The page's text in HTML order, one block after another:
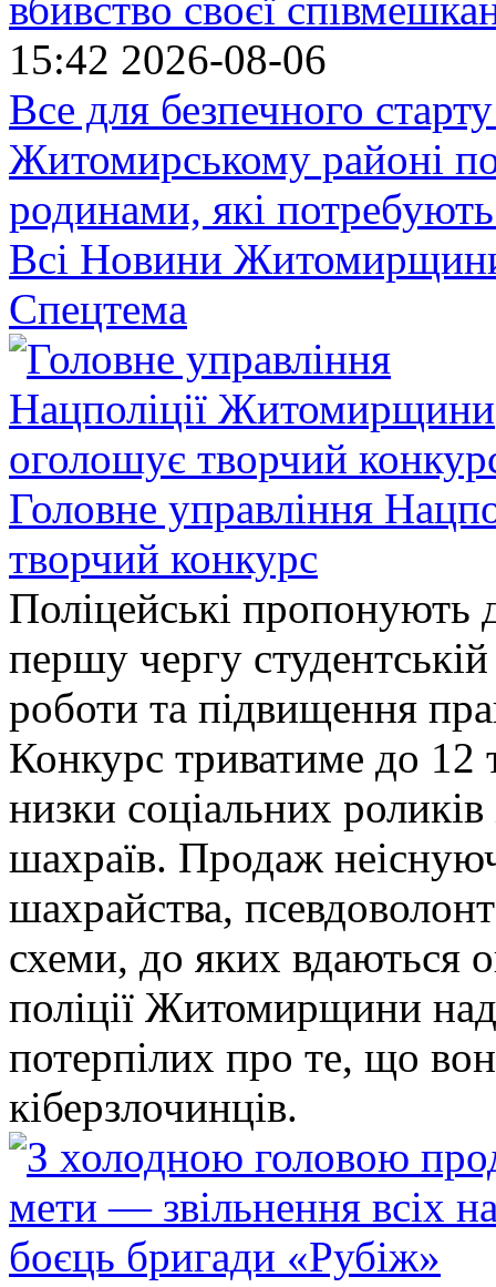
15:42 2026-08-06
Все для безпечного
Житомирському районі
родинами, які
Всі Новини
Спецтема
Головне управління
творчий конкурс
Поліцейські пропонують
першу чергу
роботи та підвищення
Конкурс триватиме до 12
низки соціальних
шахраїв. Продаж
шахрайства,
схеми, до яких
поліції Житомирщини
потерпілих про те, що
кіберзлочинців.